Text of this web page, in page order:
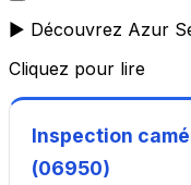
▶️ Découvrez Azur
Cliquez pour lire
Inspection
(06950)